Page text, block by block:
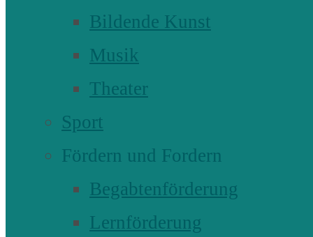
Bildende Kunst
Musik
Theater
Sport
Fördern und Fordern
Begabtenförderung
Lernförderung